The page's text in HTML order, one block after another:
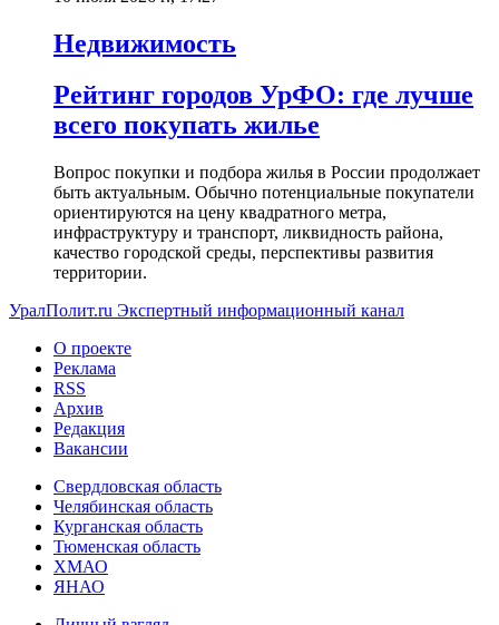
Недвижимость
Рейтинг городов УрФО: где лучше
всего покупать жилье
Вопрос покупки и подбора жилья в России продолжает
быть актуальным. Обычно потенциальные покупатели
ориентируются на цену квадратного метра,
инфраструктуру и транспорт, ликвидность района,
качество городской среды, перспективы развития
территории.
УралПолит.ru Экспертный информационный канал
О проекте
Реклама
RSS
Архив
Редакция
Вакансии
Свердловская область
Челябинская область
Курганская область
Тюменская область
ХМАО
ЯНАО